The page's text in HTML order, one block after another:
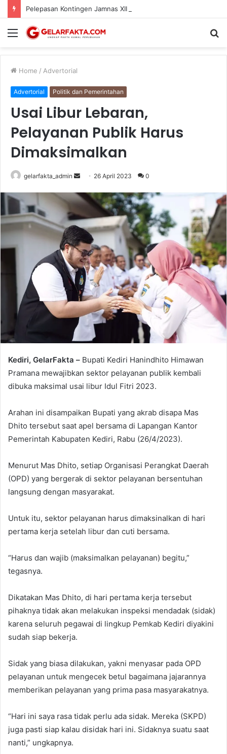
Menu
Home / Advertorial
Advertorial Politik dan Pemerintahan
Usai Libur Lebaran,
Pelayanan Publik Harus
Dimaksimalkan
gelarfakta_admin
Send
email
26 April 2023 0
Kediri, GelarFakta – Bupati Kediri Hanindhito Himawan
Pramana mewajibkan sektor pelayanan publik kembali
dibuka maksimal usai libur Idul Fitri 2023.
Arahan ini disampaikan Bupati yang akrab disapa Mas
Dhito tersebut saat apel bersama di Lapangan Kantor
Pemerintah Kabupaten Kediri, Rabu (26/4/2023).
Menurut Mas Dhito, setiap Organisasi Perangkat Daerah
(OPD) yang bergerak di sektor pelayanan bersentuhan
langsung dengan masyarakat.
Untuk itu, sektor pelayanan harus dimaksinalkan di hari
pertama kerja setelah libur dan cuti bersama.
“Harus dan wajib (maksimalkan pelayanan) begitu,”
tegasnya.
Dikatakan Mas Dhito, di hari pertama kerja tersebut
pihaknya tidak akan melakukan inspeksi mendadak (sidak)
karena seluruh pegawai di lingkup Pemkab Kediri diyakini
sudah siap bekerja.
Sidak yang biasa dilakukan, yakni menyasar pada OPD
pelayanan untuk mengecek betul bagaimana jajarannya
memberikan pelayanan yang prima pasa masyarakatnya.
“Hari ini saya rasa tidak perlu ada sidak. Mereka (SKPD)
juga pasti siap kalau disidak hari ini. Sidaknya suatu saat
nanti,” ungkapnya.